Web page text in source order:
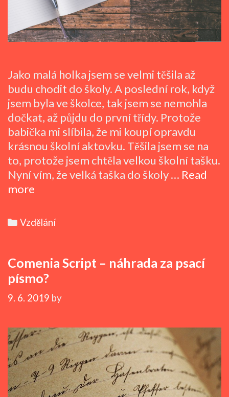
Jako malá holka jsem se velmi těšila až
budu chodit do školy. A poslední rok, když
jsem byla ve školce, tak jsem se nemohla
dočkat, až půjdu do první třídy. Protože
babička mi slíbila, že mi koupí opravdu
krásnou školní aktovku. Těšila jsem se na
to, protože jsem chtěla velkou školní tašku.
Nyní vím, že velká taška do školy … Read
more
Categories
Vzdělání
Comenia Script – náhrada za psací
písmo?
9. 6. 2019 by